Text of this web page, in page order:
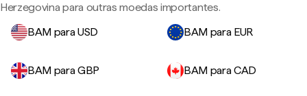
Herzegovina para outras moedas importantes.
BAM para USD
BAM para EUR
BAM para GBP BAM para CAD